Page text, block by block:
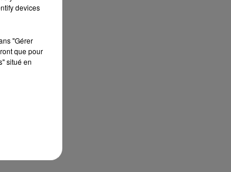
devices
"Gérer
que pour
situé en